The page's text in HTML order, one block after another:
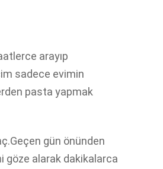
arayıp
sadece evimin
pasta yapmak
gün önünden
göze alarak dakikalarca